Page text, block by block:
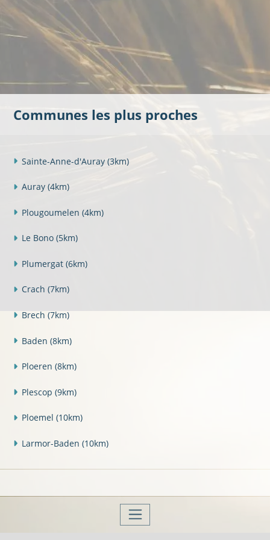
Communes les plus proches
Sainte-Anne-d'Auray (3km)
Auray (4km)
Plougoumelen (4km)
Le Bono (5km)
Plumergat (6km)
Crach (7km)
Brech (7km)
Baden (8km)
Ploeren (8km)
Plescop (9km)
Ploemel (10km)
Larmor-Baden (10km)